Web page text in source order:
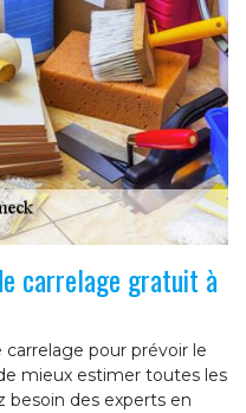
carrelage gratuit à
pour prévoir le
mieux estimer toutes les
besoin des experts en